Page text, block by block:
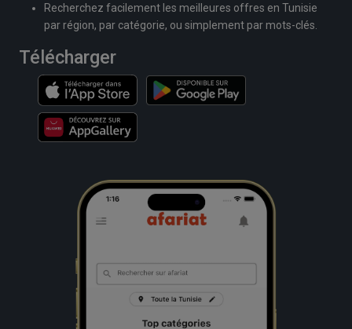
Recherchez facilement les meilleures offres en Tunisie
par région, par catégorie, ou simplement par mots-clés.
Télécharger